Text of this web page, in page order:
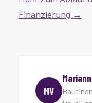
Finanzierung →
MV